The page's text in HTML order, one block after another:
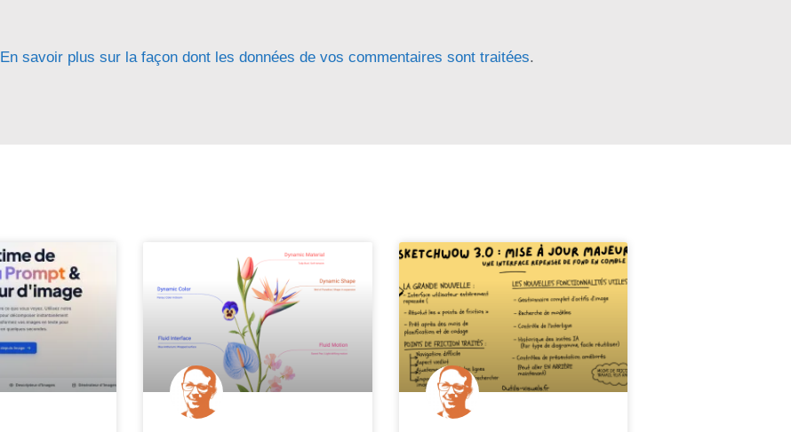
En savoir plus sur la façon dont les données de vos commentaires sont traitées.